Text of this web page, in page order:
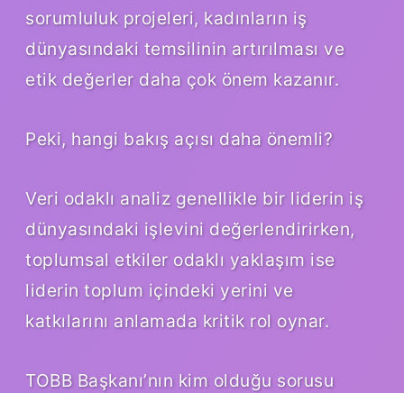
sorumluluk projeleri, kadınların iş
dünyasındaki temsilinin artırılması ve
etik değerler daha çok önem kazanır.
Peki, hangi bakış açısı daha önemli?
Veri odaklı analiz genellikle bir liderin iş
dünyasındaki işlevini değerlendirirken,
toplumsal etkiler odaklı yaklaşım ise
liderin toplum içindeki yerini ve
katkılarını anlamada kritik rol oynar.
TOBB Başkanı’nın kim olduğu sorusu